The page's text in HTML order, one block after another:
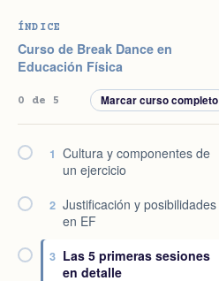
ÍNDICE
Curso de Break Dance en
Educación Física
0 de 5 Marcar curso completo
1 Cultura y componentes de
un ejercicio
2 Justificación y posibilidades
en EF
3 Las 5 primeras sesiones
en detalle